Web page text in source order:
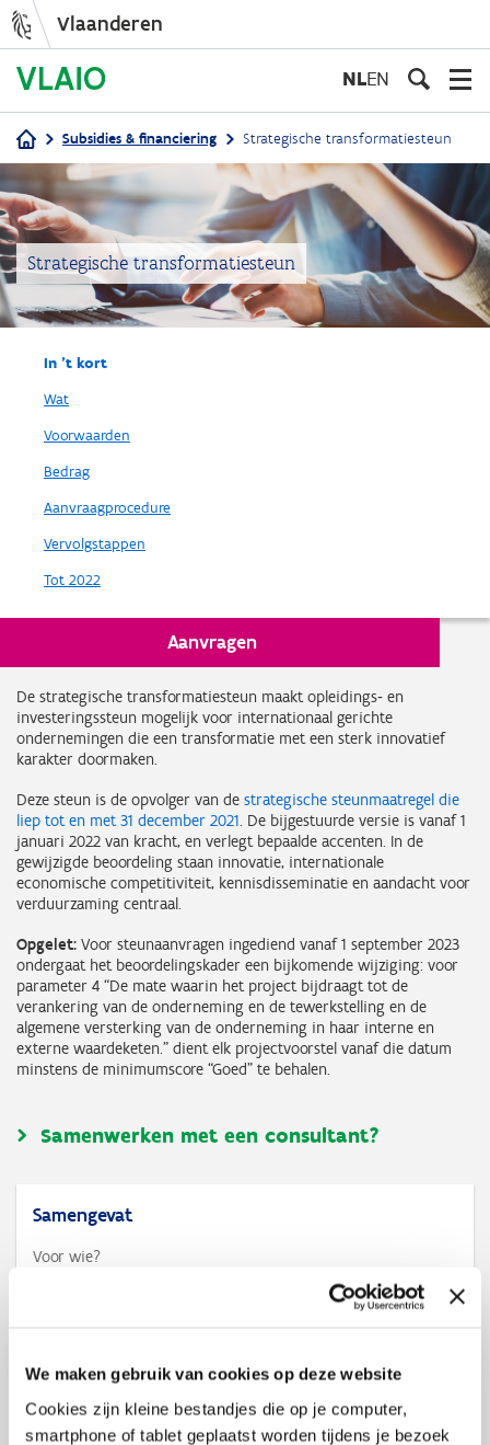
We maken gebruik van cookies op deze website
Cookies zijn kleine bestandjes die op je computer,
smartphone of tablet geplaatst worden tijdens je bezoek
inhoud
gaan
Vlaanderen
NLEN
Kruimelpad
Subsidies & financiering Strategische transformatiesteun
Strategische transformatiesteun
In 't kort
Wat
Voorwaarden
Bedrag
Aanvraagprocedure
Vervolgstappen
Tot 2022
Aanvragen
De strategische transformatiesteun maakt opleidings‐ en
investeringssteun mogelijk voor internationaal gerichte
ondernemingen die een transformatie met een sterk innovatief
karakter doormaken.
Deze steun is de opvolger van de strategische steunmaatregel die
liep tot en met 31 december 2021. De bijgestuurde versie is vanaf 1
januari 2022 van kracht, en verlegt bepaalde accenten. In de
gewijzigde beoordeling staan innovatie, internationale
economische competitiviteit, kennisdisseminatie en aandacht voor
verduurzaming centraal.
Opgelet: Voor steunaanvragen ingediend vanaf 1 september 2023
ondergaat het beoordelingskader een bijkomende wijziging: voor
parameter 4 “De mate waarin het project bijdraagt tot de
verankering van de onderneming en de tewerkstelling en de
algemene versterking van de onderneming in haar interne en
externe waardeketen.” dient elk projectvoorstel vanaf die datum
minstens de minimumscore “Goed” te behalen.
Samenwerken met een consultant?
Samengevat
Voor wie?
Bedrag
basissteun van 8% voor investeringen en 20% voor
opleidingen